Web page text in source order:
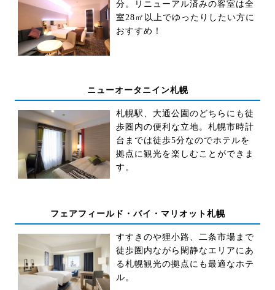
分。リニューアル済みの客室は全
室28㎡以上でゆったりしたい方に
おすすめ！
ニューオータニイン札幌
札幌駅、大通公園のどちらにも徒
歩圏内の便利な立地。札幌市時計
台までは徒歩5分なのでホテルを
拠点に観光を楽しむことができま
す。
フェアフィールド・バイ・マリオット札幌
すすきのや狸小路、二条市場まで
徒歩圏内ながら閑静なエリアにあ
る札幌観光の拠点にも最適なホテ
ル。